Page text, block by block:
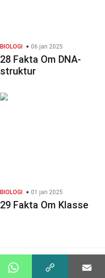
BIOLOGI 06 jan 2025
28 Fakta Om DNA-
struktur
BIOLOGI 01 jan 2025
29 Fakta Om Klasse